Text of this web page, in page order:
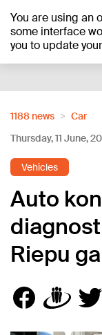
You are using an
some interface
you to update
+18
1188 news
Car
Thursday, 11 June,
Vehicles
Auto
Riepu